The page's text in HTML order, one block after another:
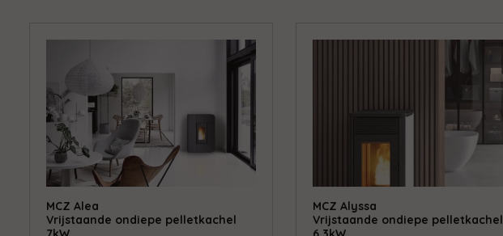
MCZ Alea
Vrijstaande ondiepe pelletkachel
MCZ Alyssa
Vrijstaande ondiepe pelletkachel